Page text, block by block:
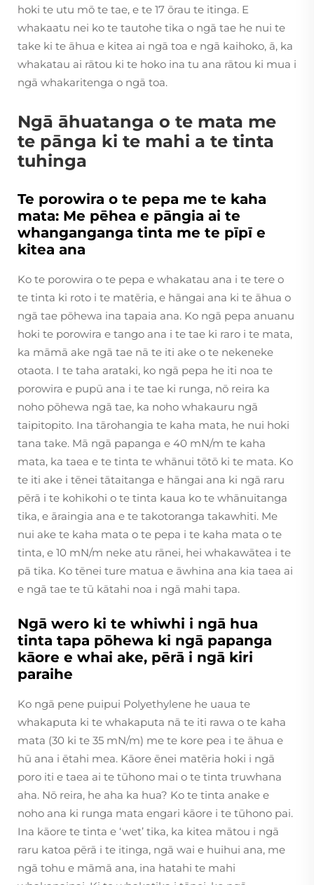
hoki te utu mō te tae, e te 17 ōrau te itinga. E
whakaatu nei ko te tautohe tika o ngā tae he nui te
take ki te āhua e kitea ai ngā toa e ngā kaihoko, ā, ka
whakatau ai rātou ki te hoko ina tu ana rātou ki mua i
ngā whakaritenga o ngā toa.
Ngā āhuatanga o te mata me
te pānga ki te mahi a te tinta
tuhinga
Te porowira o te pepa me te kaha
mata: Me pēhea e pāngia ai te
whanganganga tinta me te pīpī e
kitea ana
Ko te porowira o te pepa e whakatau ana i te tere o
te tinta ki roto i te matēria, e hāngai ana ki te āhua o
ngā tae pōhewa ina tapaia ana. Ko ngā pepa anuanu
hoki te porowira e tango ana i te tae ki raro i te mata,
ka māmā ake ngā tae nā te iti ake o te nekeneke
otaota. I te taha arataki, ko ngā pepa he iti noa te
porowira e pupū ana i te tae ki runga, nō reira ka
noho pōhewa ngā tae, ka noho whakauru ngā
taipitopito. Ina tārohangia te kaha mata, he nui hoki
tana take. Mā ngā papanga e 40 mN/m te kaha
mata, ka taea e te tinta te whānui tōtō ki te mata. Ko
te iti ake i tēnei tātaitanga e hāngai ana ki ngā raru
pērā i te kohikohi o te tinta kaua ko te whānuitanga
tika, e āraingia ana e te takotoranga takawhiti. Me
nui ake te kaha mata o te pepa i te kaha mata o te
tinta, e 10 mN/m neke atu rānei, hei whakawātea i te
pā tika. Ko tēnei ture matua e āwhina ana kia taea ai
e ngā tae te tū kātahi noa i ngā mahi tapa.
Ngā wero ki te whiwhi i ngā hua
tinta tapa pōhewa ki ngā papanga
kāore e whai ake, pērā i ngā kiri
paraihe
Ko ngā pene puipui Polyethylene he uaua te
whakaputa ki te whakaputa nā te iti rawa o te kaha
mata (30 ki te 35 mN/m) me te kore pea i te āhua e
hū ana i ētahi mea. Kāore ēnei matēria hoki i ngā
poro iti e taea ai te tūhono mai o te tinta truwhana
aha. Nō reira, he aha ka hua? Ko te tinta anake e
noho ana ki runga mata engari kāore i te tūhono pai.
Ina kāore te tinta e ‘wet’ tika, ka kitea mātou i ngā
raru katoa pērā i te itinga, ngā wai e huihui ana, me
ngā tohu e māmā ana, ina hatahi te mahi